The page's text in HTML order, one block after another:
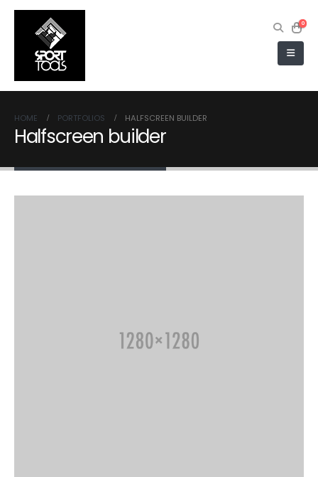
0
HOME PORTFOLIOS HALFSCREEN BUILDER
Halfscreen builder